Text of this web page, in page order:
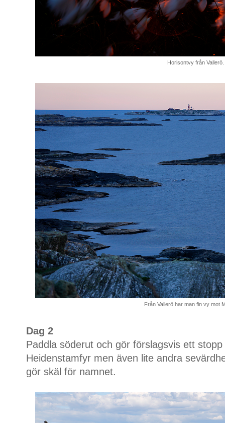
Horisontvy från Vallerö.
Från Vallerö har man fin vy mot
Dag 2
Paddla söderut och gör förslagsvis ett
Heidenstamfyr men även lite andra
gör skäl för namnet.